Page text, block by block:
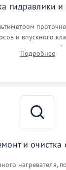
гидравлики и
и впускного
уровня воды),
и электронного
Подробнее
и очистка
нагревателя,